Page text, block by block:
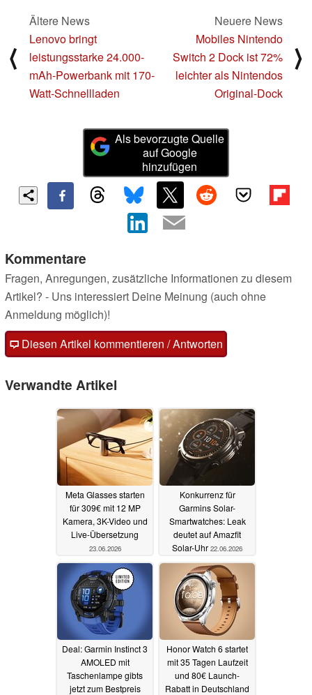
⟨
Ältere News
Lenovo bringt
leistungsstarke 24.000-
mAh-Powerbank mit 170-
Watt-Schnellladen
Neuere News
Mobiles Nintendo
Switch 2 Dock ist 72%
leichter als Nintendos
Original-Dock
⟩
Als bevorzugte Quelle
auf Google
hinzufügen
Kommentare
Fragen, Anregungen, zusätzliche Informationen zu diesem
Artikel? - Uns interessiert Deine Meinung (auch ohne
Anmeldung möglich)!
Diesen Artikel kommentieren / Antworten
Verwandte Artikel
Meta Glasses starten
für 309€ mit 12 MP
Kamera, 3K-Video und
Live-Übersetzung
23.06.2026
Konkurrenz für
Garmins Solar-
Smartwatches: Leak
deutet auf Amazfit
Solar-Uhr 22.06.2026
Deal: Garmin Instinct 3
AMOLED mit
Taschenlampe gibts
jetzt zum Bestpreis
Honor Watch 6 startet
mit 35 Tagen Laufzeit
und 80€ Launch-
Rabatt in Deutschland